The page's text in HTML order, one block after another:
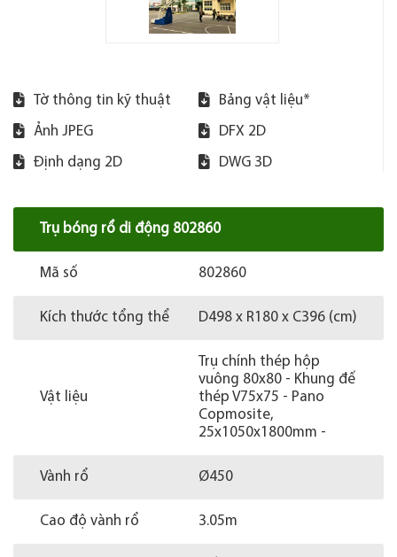
Tờ thông tin kỹ thuật Bảng vật liệu*
Ảnh JPEG DFX 2D
Định dạng 2D DWG 3D
Trụ bóng rổ di động 802860
Mã số 802860
Kích thước tổng thể D498 x R180 x C396 (cm)
Vật liệu
Trụ chính thép hộp
vuông 80x80 - Khung đế
thép V75x75 - Pano
Copmosite,
25x1050x1800mm -
Vành rổ Ø450
Cao độ vành rổ 3.05m